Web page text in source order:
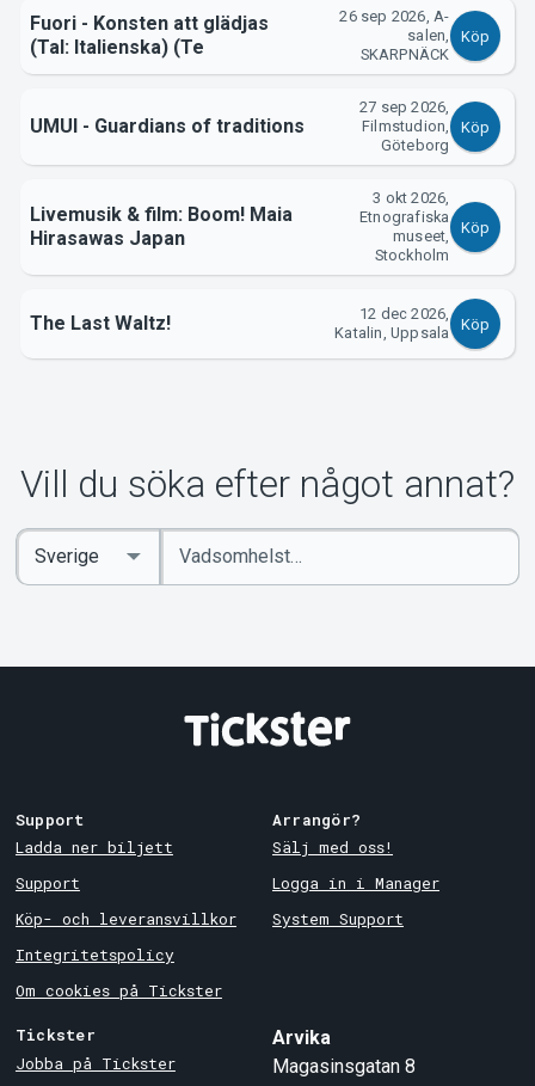
Om Tickster
Fuori - Konsten att glädjas
(Tal: Italienska) (Te
26 sep 2026, A-
salen,
SKARPNÄCK
Köp
UMUI - Guardians of traditions
27 sep 2026,
Filmstudion,
Göteborg
Köp
Livemusik & film: Boom! Maia
Hirasawas Japan
3 okt 2026,
Etnografiska
museet,
Stockholm
Köp
The Last Waltz!
12 dec 2026,
Katalin, Uppsala
Köp
Vill du söka efter något annat?
Ange
sökord
Select
Country
Support
Ladda ner biljett
Support
Köp- och leveransvillkor
Integritetspolicy
Om cookies på Tickster
Arrangör?
Sälj med oss!
Logga in i Manager
System Support
Tickster
Jobba på Tickster
Arvika
Magasinsgatan 8